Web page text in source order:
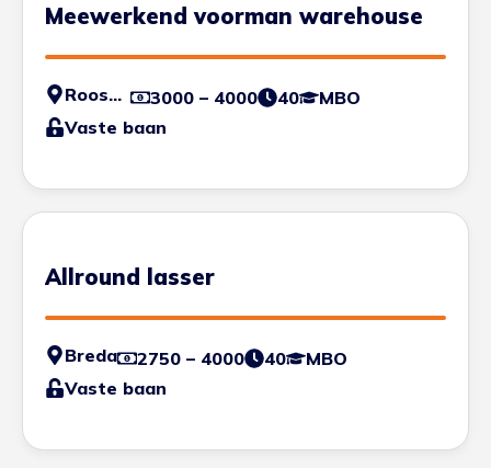
Meewerkend voorman warehouse
Roosendaal 3000 – 4000 40
MBO
Vaste baan
Allround lasser
Breda 2750 – 4000 40
MBO
Vaste baan